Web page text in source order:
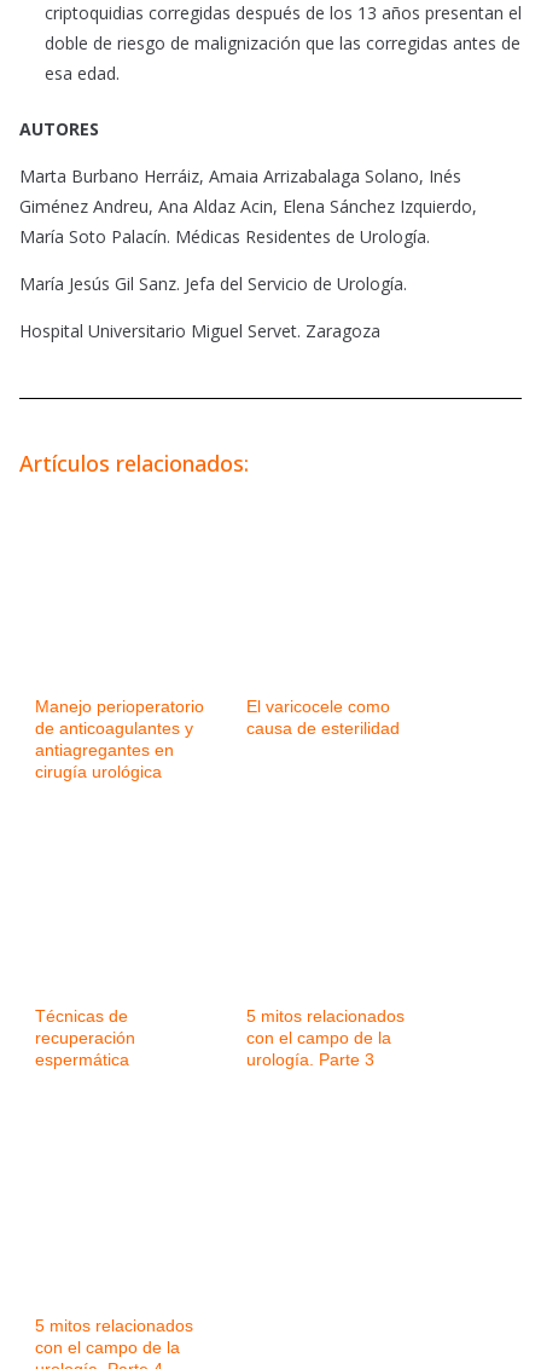
criptoquidias corregidas después de los 13 años presentan el
doble de riesgo de malignización que las corregidas antes de
esa edad.
AUTORES
Marta Burbano Herráiz, Amaia Arrizabalaga Solano, Inés
Giménez Andreu, Ana Aldaz Acin, Elena Sánchez Izquierdo,
María Soto Palacín. Médicas Residentes de Urología.
María Jesús Gil Sanz. Jefa del Servicio de Urología.
Hospital Universitario Miguel Servet. Zaragoza
Artículos relacionados:
Manejo perioperatorio
de anticoagulantes y
antiagregantes en
cirugía urológica
El varicocele como
causa de esterilidad
Técnicas de
recuperación
espermática
5 mitos relacionados
con el campo de la
urología. Parte 3
5 mitos relacionados
con el campo de la